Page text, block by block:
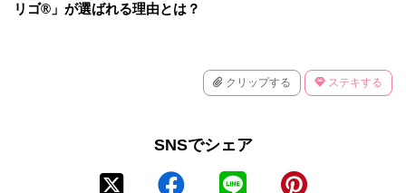
リゴ®」が選ばれる理由とは？
クリップする ステキする
SNSでシェア